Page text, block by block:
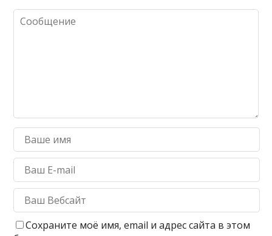
Сохраните моё имя, email и адрес сайта в этом